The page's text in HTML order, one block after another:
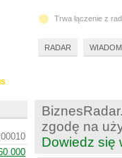
zgodę na
Dowiedz się
000
Trwa łączenie z
RADAR